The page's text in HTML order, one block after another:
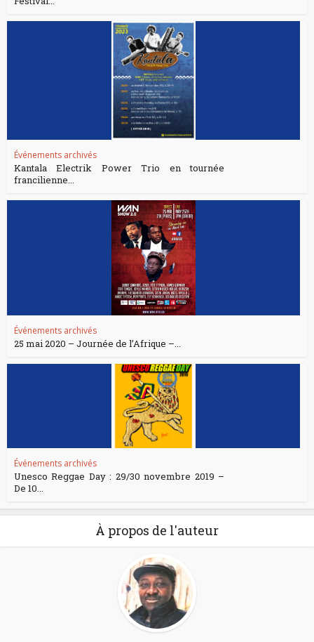
Événements archivés
Kantala Electrik Power Trio en tournée
francilienne...
Événements archivés
25 mai 2020 – Journée de l’Afrique –...
Événements archivés
Unesco Reggae Day : 29/30 novembre 2019 –
De 10...
À propos de l'auteur